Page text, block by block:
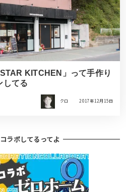
KITCHEN」って手作り
してる
クロ 2017年12月15日
ラボしてるってよ